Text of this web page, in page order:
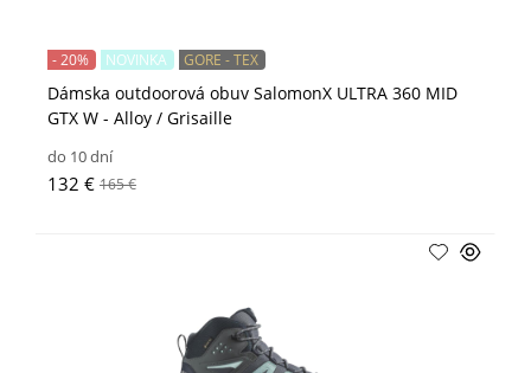
Dámska outdoorová obuv SalomonX ULTRA 360 MID
GTX W - Alloy / Grisaille
- 20% NOVINKA GORE - TEX
do 10 dní
132 € 165 €